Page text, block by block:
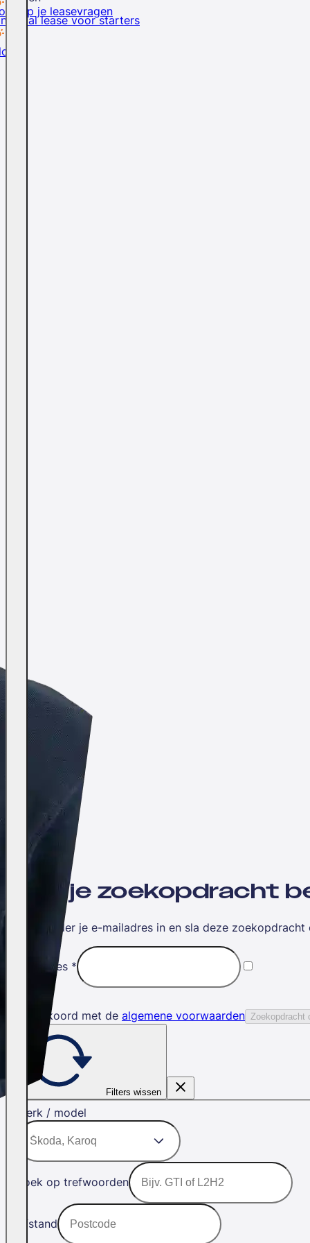
op je leasevragen
lease voor starters
Wil jij je zoekopdracht
Vul hieronder je e-mailadres in en sla deze
E-mailadres *
Ik ga akkoord met de algemene voorwaarden Zoekopdracht
Filters wissen
Merk / model
Zoek op trefwoorden
Afstand